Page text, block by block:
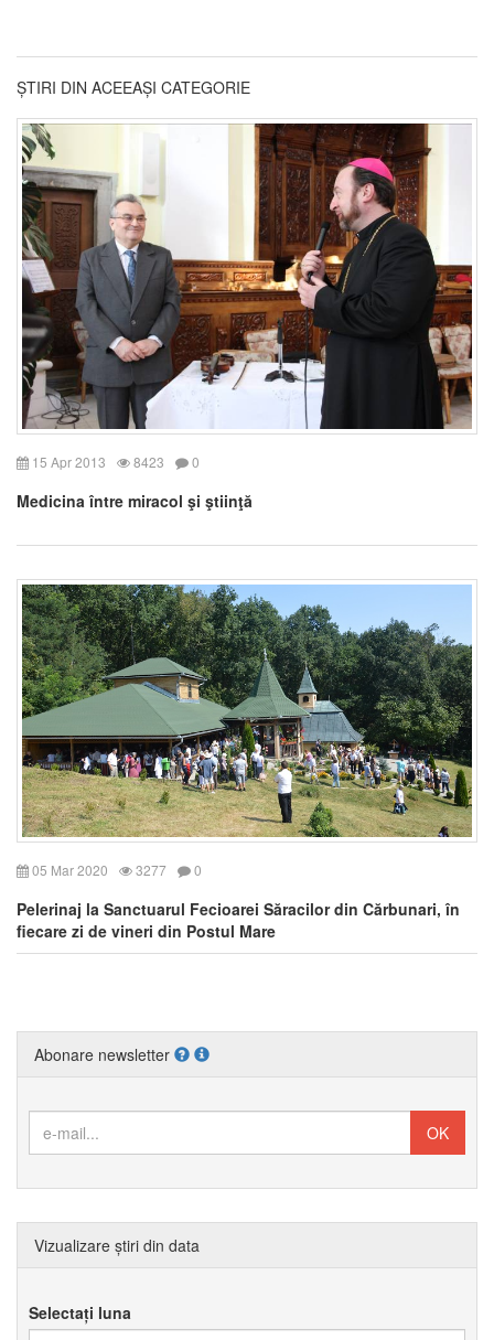
ȘTIRI DIN ACEEAȘI CATEGORIE
15 Apr 2013 8423 0
Medicina între miracol şi ştiinţă
05 Mar 2020 3277 0
Pelerinaj la Sanctuarul Fecioarei Săracilor din Cărbunari, în
fiecare zi de vineri din Postul Mare
Abonare newsletter
Vizualizare știri din data
Selectați luna